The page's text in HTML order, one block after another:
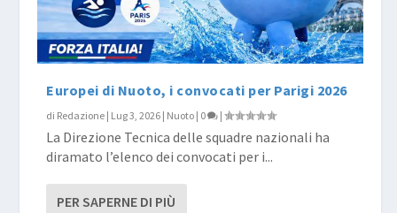
Europei di Nuoto, i convocati per Parigi 2026
di Redazione | Lug 3, 2026 | Nuoto | 0 |
La Direzione Tecnica delle squadre nazionali ha
diramato l’elenco dei convocati per i...
PER SAPERNE DI PIÙ